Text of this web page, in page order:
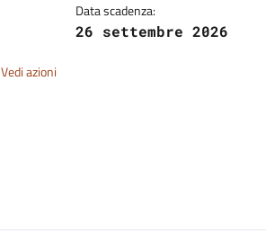
Data scadenza:
26 settembre 2026
Vedi azioni